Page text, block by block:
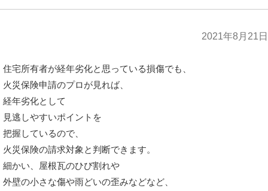
2021年8月21日
住宅所有者が経年劣化と思っている損傷でも、
火災保険申請のプロが見れば、
経年劣化として
見逃しやすいポイントを
把握しているので、
火災保険の請求対象と判断できます。
細かい、屋根瓦のひび割れや
外壁の小さな傷や雨どいの歪みなどなど、